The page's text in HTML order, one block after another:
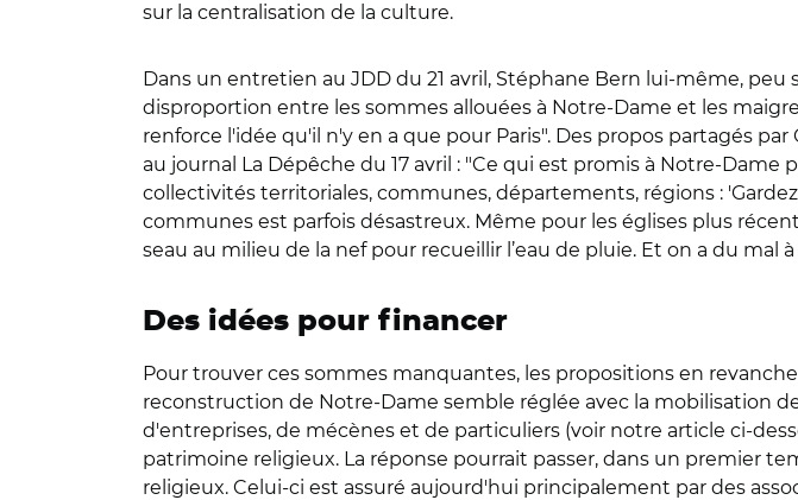
sur la centralisation de la culture.
Dans un entretien au JDD du 21 avril, Stéphane Bern lui-même,
disproportion entre les sommes allouées à Notre-Dame et les
renforce l'idée qu'il n'y en a que pour Paris". Des propos partagés
au journal La Dépêche du 17 avril : "Ce qui est promis à Notre-Dame
collectivités territoriales, communes, départements, régions :
communes est parfois désastreux. Même pour les églises plus
seau au milieu de la nef pour recueillir l’eau de pluie. Et on a du
Des idées pour financer
Pour trouver ces sommes manquantes, les propositions en
reconstruction de Notre-Dame semble réglée avec la mobilisation
d'entreprises, de mécènes et de particuliers (voir notre article ci-
patrimoine religieux. La réponse pourrait passer, dans un premier
religieux. Celui-ci est assuré aujourd'hui principalement par des